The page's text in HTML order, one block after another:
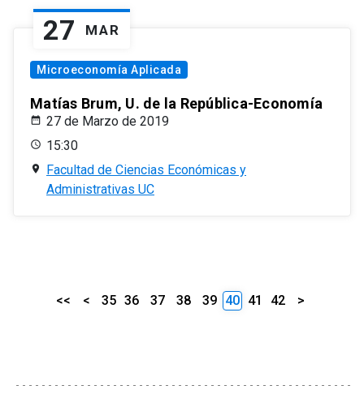
27 MAR
Microeconomía Aplicada
Matías Brum, U. de la República-Economía
27 de Marzo de 2019
15:30
Facultad de Ciencias Económicas y
Administrativas UC
<< < 35 36 37 38 39 40 41 42 >